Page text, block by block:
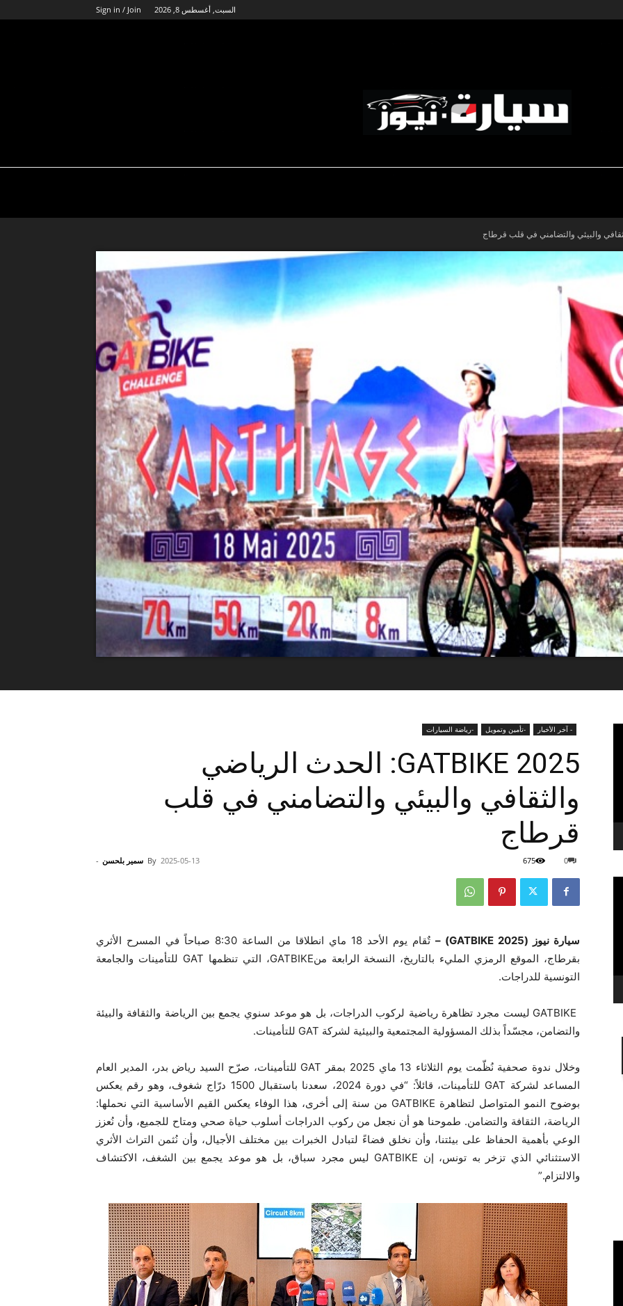
السبت, أغسطس 8, 2026 Sign in / Join
- آخر الأخبار -تأمين وتمويل -رياضة السيارات
GATBIKE 2025: الحدث الرياضي
والثقافي والبيئي والتضامني في قلب
قرطاج
By سمير بلحسن - 2025-05-13 0
675
سيارة نيوز (GATBIKE 2025) –
تٌقام يوم الأحد 18 ماي انطلاقا من الساعة 8:30 صباحاً في المسرح الأثري
بقرطاج، الموقع الرمزي المليء بالتاريخ، النسخة الرابعة منGATBIKE، التي تنظمها GAT للتأمينات والجامعة
التونسية للدراجات.
GATBIKE ليست مجرد تظاهرة رياضية لركوب الدراجات، بل هو موعد سنوي يجمع بين الرياضة والثقافة والبيئة
والتضامن، مجسّداً بذلك المسؤولية المجتمعية والبيئية لشركة GAT للتأمينات.
وخلال ندوة صحفية نُظّمت يوم الثلاثاء 13 ماي 2025 بمقر GAT للتأمينات، صرّح السيد رياض بدر، المدير العام
المساعد لشركة GAT للتأمينات، قائلاً: “في دورة 2024، سعدنا باستقبال 1500 درّاج شغوف، وهو رقم يعكس
بوضوح النمو المتواصل لتظاهرة GATBIKE من سنة إلى أخرى، هذا الوفاء يعكس القيم الأساسية التي نحملها:
الرياضة، الثقافة والتضامن. طموحنا هو أن نجعل من ركوب الدراجات أسلوب حياة صحي ومتاح للجميع، وأن نُعزز
الوعي بأهمية الحفاظ على بيئتنا، وأن نخلق فضاءً لتبادل الخبرات بين مختلف الأجيال، وأن نُثمن التراث الأثري
الاستثنائي الذي تزخر به تونس، إن GATBIKE ليس مجرد سباق، بل هو موعد يجمع بين الشغف، الاكتشاف
والالتزام.”